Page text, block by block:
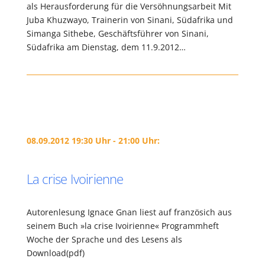
als Herausforderung für die Versöhnungsarbeit Mit
Juba Khuzwayo, Trainerin von Sinani, Südafrika und
Simanga Sithebe, Geschäftsführer von Sinani,
Südafrika am Dienstag, dem 11.9.2012…
08.09.2012 19:30 Uhr - 21:00 Uhr:
La crise Ivoirienne
Autorenlesung Ignace Gnan liest auf französich aus
seinem Buch »la crise Ivoirienne« Programmheft
Woche der Sprache und des Lesens als
Download(pdf)